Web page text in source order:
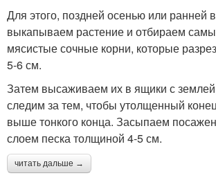
Для этого, поздней осенью или ранней
выкапываем растение и отбираем
мясистые сочные корни, которые
5-6 см.
Затем высаживаем их в ящики с
следим за тем, чтобы утолщенный
выше тонкого конца. Засыпаем
слоем песка толщиной 4-5 см.
читать дальше →